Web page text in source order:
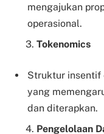
mengajukan
operasional.
3. Tokenomics
Struktur insentif
yang
dan diterapkan.
4. Pengelolaan